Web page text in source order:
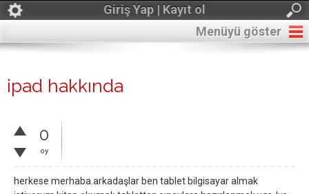
Giriş Yap | Kayıt ol
Menüyü göster
ipad hakkında
0
oy
herkese merhaba.arkadaşlar ben tablet bilgisayar almak